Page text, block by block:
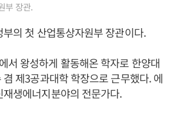
부 장관.
부의 첫 산업통상자원부 장관이다.
서 왕성하게 활동해온 학자로 한양대
제3공과대학 학장으로 근무했다. 에
생에너지분야의 전문가다.